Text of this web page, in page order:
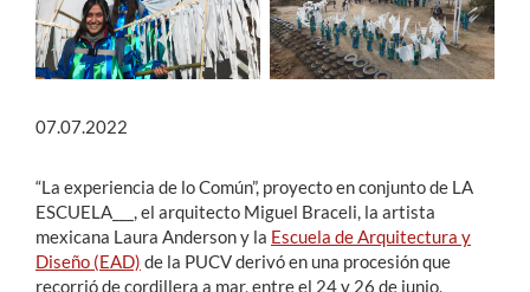
07.07.2022
“La experiencia de lo Común”, proyecto en conjunto de LA
ESCUELA___, el arquitecto Miguel Braceli, la artista
mexicana Laura Anderson y la Escuela de Arquitectura y
Diseño (EAD) de la PUCV derivó en una procesión que
recorrió de cordillera a mar, entre el 24 y 26 de junio,